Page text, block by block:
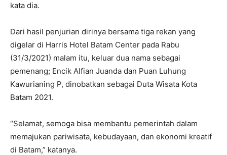
kata dia.
Dari hasil penjurian dirinya bersama tiga rekan yang
digelar di Harris Hotel Batam Center pada Rabu
(31/3/2021) malam itu, keluar dua nama sebagai
pemenang; Encik Alfian Juanda dan Puan Luhung
Kawurianing P, dinobatkan sebagai Duta Wisata Kota
Batam 2021.
“Selamat, semoga bisa membantu pemerintah dalam
memajukan pariwisata, kebudayaan, dan ekonomi kreatif
di Batam,” katanya.